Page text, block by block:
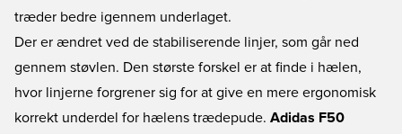
træder bedre igennem underlaget.
Der er ændret ved de stabiliserende linjer, som går ned
gennem støvlen. Den største forskel er at finde i hælen,
hvor linjerne forgrener sig for at give en mere ergonomisk
korrekt underdel for hælens trædepude. Adidas F50